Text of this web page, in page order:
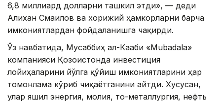
6,8 миллиард долларни ташкил этди», — деди
Алихан Смаилов ва хорижий ҳамкорларни барча
имкониятлардан фойдаланишга чақирди.
Ўз навбатида, Мусаббиҳ ал-Кааби «Mubadala»
компанияси Қозоғистонда инвестиция
лойиҳаларини йўлга қўйиш имкониятларини ҳар
томонлама кўриб чиқаётганини айтди. Хусусан,
улар яшил энергия, молия, тоғ-металлургия, нефть